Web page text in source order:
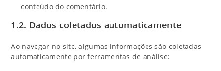
conteúdo do comentário.
1.2. Dados coletados automaticamente
Ao navegar no site, algumas informações são coletadas
automaticamente por ferramentas de análise: